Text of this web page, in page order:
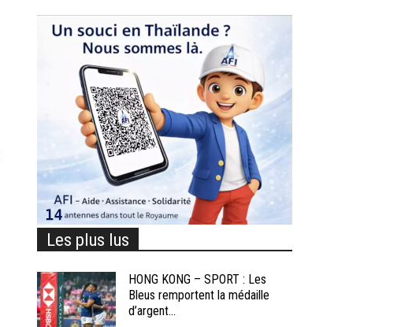
Les plus lus
HONG KONG – SPORT : Les
Bleus remportent la médaille
d’argent...